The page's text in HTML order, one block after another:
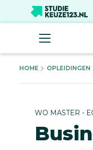
HOME OPLEIDINGEN
WO MASTER -